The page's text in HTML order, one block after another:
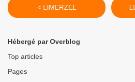
< LIMERZEL
Hébergé par Overblog
Top articles
Pages